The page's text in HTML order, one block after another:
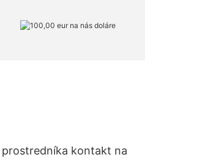
kontakt na